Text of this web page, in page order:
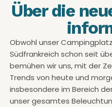
Über die
Obwohl unser
Südfrankreich schon seit
bemühen wir uns, mit der
Trends von heute und
insbesondere im Bereich
unser gesamtes